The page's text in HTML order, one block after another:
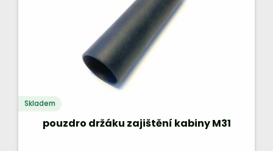
Skladem
pouzdro držáku zajištění kabiny M31